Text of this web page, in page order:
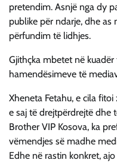
pretendim. Asnjë nga dy
publike për ndarje, dhe
përfundim të lidhjes.
Gjithçka mbetet në
hamendësimeve të
Xheneta Fetahu, e cila
e saj të drejtpërdrejtë dhe
Brother VIP Kosova, ka
vëmendjes së madhe
Edhe në rastin konkret,